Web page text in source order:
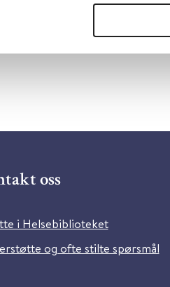
oss
i Helsebiblioteket
og ofte stilte spørsmål